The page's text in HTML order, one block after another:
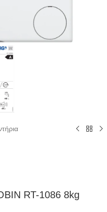
RT-1086 8kg